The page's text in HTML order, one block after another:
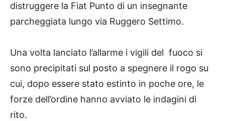
distruggere la Fiat Punto di un insegnante
parcheggiata lungo via Ruggero Settimo.
Una volta lanciato l’allarme i vigili del fuoco si
sono precipitati sul posto a spegnere il rogo su
cui, dopo essere stato estinto in poche ore, le
forze dell’ordine hanno avviato le indagini di
rito.